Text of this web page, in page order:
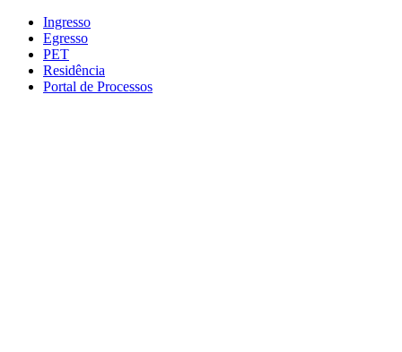
Conteúdo principal
Ingresso
Egresso
PET
Residência
Portal de Processos